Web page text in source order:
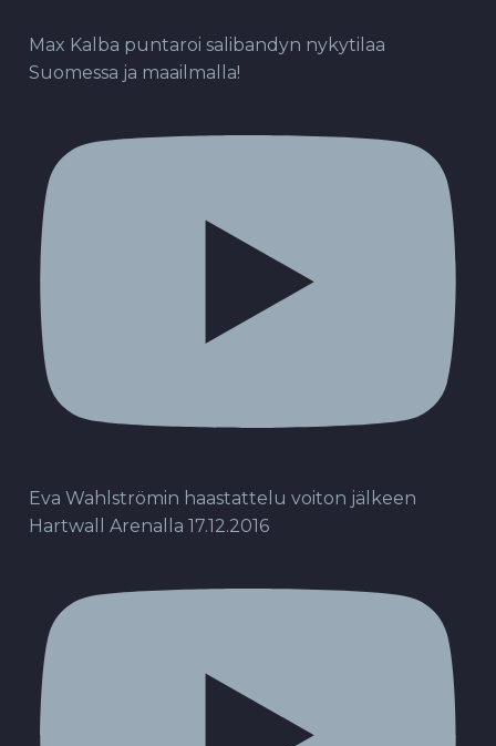
Max Kalba puntaroi salibandyn nykytilaa
Suomessa ja maailmalla!
Eva Wahlströmin haastattelu voiton jälkeen
Hartwall Arenalla 17.12.2016